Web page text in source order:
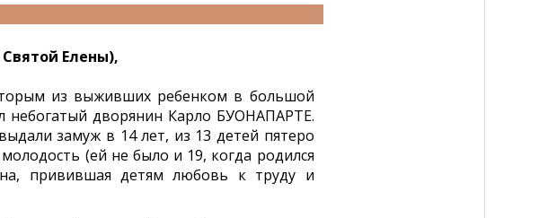
Святой Елены),
из выживших ребенком в большой
дворянин Карло БУОНАПАРТЕ.
замуж в 14 лет, из 13 детей пятеро
(ей не было и 19, когда родился
привившая детям любовь к труду и